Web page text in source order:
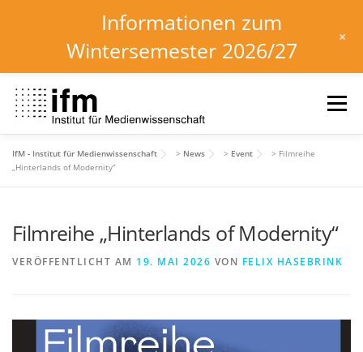
Inhalt
springen
Menü
HOME NEWS
INSTITUT FORSCHUNG DOWNLOADS
IfM - Institut für Medienwissenschaft > News > Event > Filmreihe
„Hinterlands of Modernity“
Filmreihe „Hinterlands of Modernity“
VERÖFFENTLICHT AM 19. MAI 2026 VON FELIX HASEBRINK
Informationen zum
Wintersemester 2026/27
+